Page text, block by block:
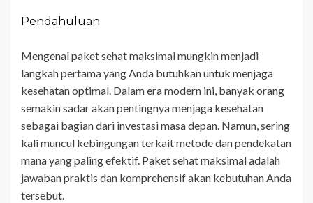
Pendahuluan
Mengenal paket sehat maksimal mungkin menjadi
langkah pertama yang Anda butuhkan untuk menjaga
kesehatan optimal. Dalam era modern ini, banyak orang
semakin sadar akan pentingnya menjaga kesehatan
sebagai bagian dari investasi masa depan. Namun, sering
kali muncul kebingungan terkait metode dan pendekatan
mana yang paling efektif. Paket sehat maksimal adalah
jawaban praktis dan komprehensif akan kebutuhan Anda
tersebut.